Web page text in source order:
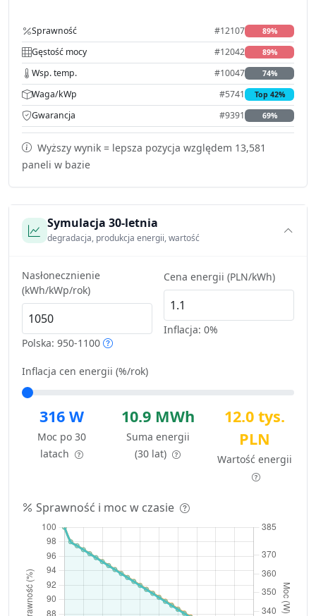
Sprawność #12107 89%
Gęstość mocy #12042 89%
Wsp. temp. #10047 74%
Waga/kWp #5741 Top 42%
Gwarancja #9391 69%
Wyższy wynik = lepsza pozycja względem 13,581
paneli w bazie
Symulacja 30-letnia
degradacja, produkcja energii, wartość
Nasłonecznienie
(kWh/kWp/rok)
Polska: 950-1100
Cena energii (PLN/kWh)
Inflacja: 0%
Inflacja cen energii (%/rok)
316 W
Moc po 30
latach
10.9 MWh
Suma energii
(30 lat)
12.0 tys.
PLN
Wartość energii
Sprawność i moc w czasie